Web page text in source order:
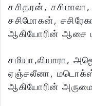
சசிதரன்,
சசிமோகன்,
ஆகியோரின் ஆசை
சமியா,லியாரா,
ஏஞ்சலீனா,
ஆகியோரின்